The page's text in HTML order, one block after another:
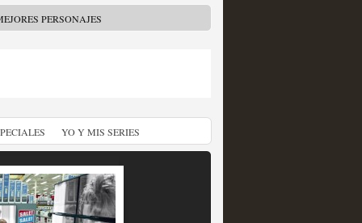
PERSONAJES
YO Y MIS SERIES